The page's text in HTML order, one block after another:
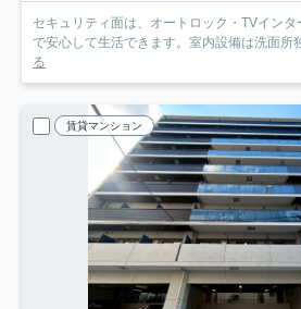
セキュリティ面は、オートロック・TVイン
で安心して生活できます。室内設備は洗面所
る
賃貸マンション